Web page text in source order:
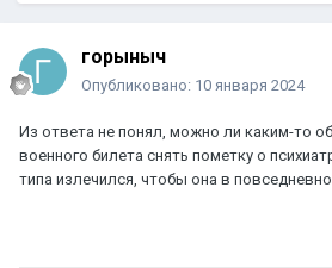
горыныч
Опубликовано: 10 января 2024
Из ответа не понял, можно ли каким-то
военного билета снять пометку о
типа излечился, чтобы она в